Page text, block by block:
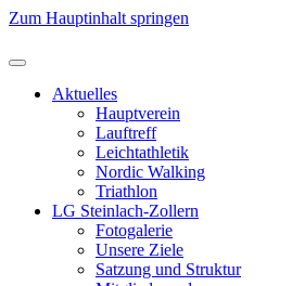
Zum Hauptinhalt springen
Aktuelles
Hauptverein
Lauftreff
Leichtathletik
Nordic Walking
Triathlon
LG Steinlach-Zollern
Fotogalerie
Unsere Ziele
Satzung und Struktur